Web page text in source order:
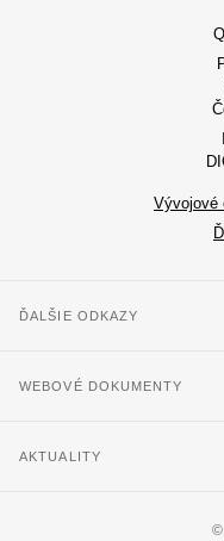
Vývojové
ĎALŠIE ODKAZY
WEBOVÉ DOKUMENTY
AKTUALITY
©